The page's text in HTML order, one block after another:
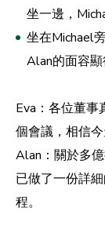
坐一邊，
坐在Michael
Alan的面容顯
Eva：各位董事
個會議，相信
Alan：關於多
已做了一份詳
程。